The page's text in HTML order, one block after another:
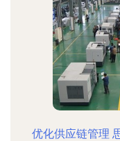
优化供应链管理